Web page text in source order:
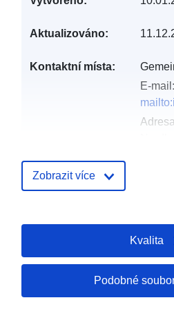
Aktualizováno:
Kontaktní místa:
E-mail:
Katalogový
19
25
Zobrazit více
Kvalita
Podobné